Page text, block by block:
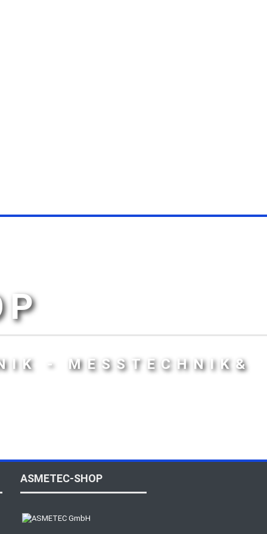
- MESSTECHNIK&
ASMETEC-SHOP